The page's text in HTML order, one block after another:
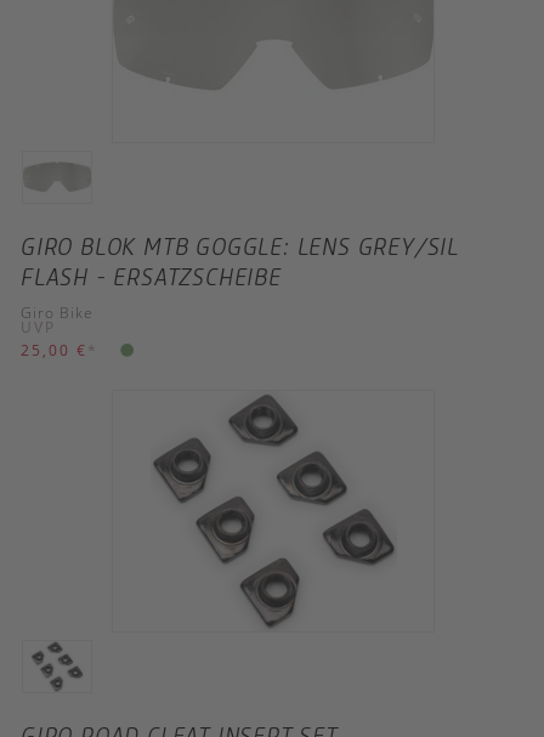
GIRO BLOK MTB GOGGLE: LENS GREY/SIL
FLASH - ERSATZSCHEIBE
Giro Bike
UVP
25,00 € *